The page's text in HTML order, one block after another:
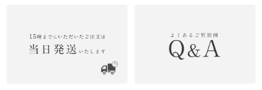
Dカン オプション
2026/06/27